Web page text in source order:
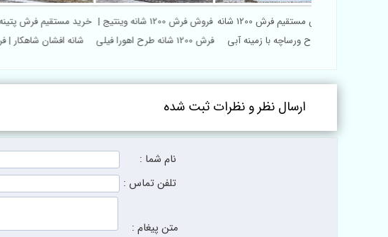
شانه افشان
فروش فرش 1200 شانه وینتیج |
فرش 1200 شانه طرح اهورا فیلی
فروش مستقیم فرش 1200 شانه
طرح ورساچه با زمینه آبی
ارسال نظر و نظرات ثبت شده
نام شما :
تلفن تماس :
متن پیغام :